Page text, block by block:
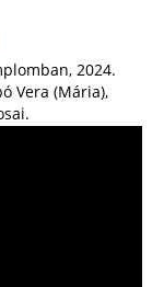
2024.
Vera (Mária),